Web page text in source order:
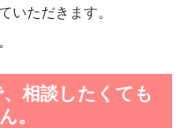
いただきます。
相談したくても
。